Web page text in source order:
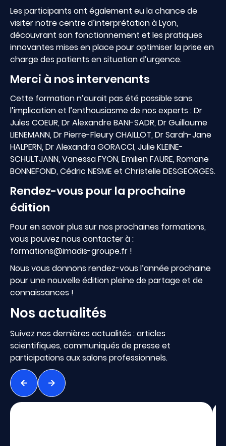
Les participants ont également eu la chance de
visiter notre centre d’interprétation à Lyon,
découvrant son fonctionnement et les pratiques
innovantes mises en place pour optimiser la prise en
charge des patients en situation d’urgence.
Merci à nos intervenants
Cette formation n’aurait pas été possible sans
l’implication et l’enthousiasme de nos experts : Dr
Jules COEUR, Dr Alexandre BANI-SADR, Dr Guillaume
LIENEMANN, Dr Pierre-Fleury CHAILLOT, Dr Sarah-Jane
HALPERN, Dr Alexandra GORACCI, Julie KLEINE-
SCHULTJANN, Vanessa FYON, Emilien FAURE, Romane
BONNEFOND, Cédric NESME et Christelle DESGEORGES.
Rendez-vous pour la prochaine
édition
Pour en savoir plus sur nos prochaines formations,
vous pouvez nous contacter à :
formations@imadis-groupe.fr !
Nous vous donnons rendez-vous l’année prochaine
pour une nouvelle édition pleine de partage et de
connaissances !
Nos actualités
Suivez nos dernières actualités : articles
scientifiques, communiqués de presse et
participations aux salons professionnels.
Précédent
Suivant